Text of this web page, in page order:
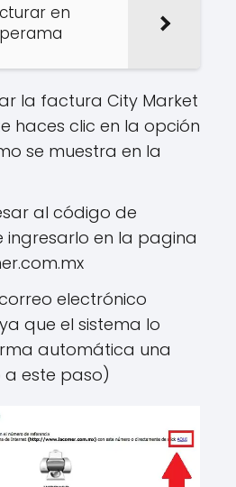
en
la factura City Market
haces clic en la opción
se muestra en la
al código de
ingresarlo en la pagina
electrónico
que el sistema lo
automática una
este paso)